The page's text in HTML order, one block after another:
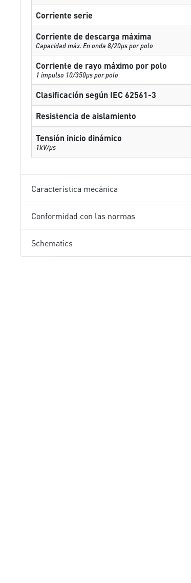
Corriente serie
Corriente de descarga máxima
Capacidad máx. En onda 8/20µs por polo
Corriente de rayo máximo por polo
1 impulso 10/350µs por polo
Clasificación según IEC 62561-3
Resistencia de aislamiento
Tensión inicio dinámico
1kV/µs
Característica mecánica
Conformidad con las normas
Schematics